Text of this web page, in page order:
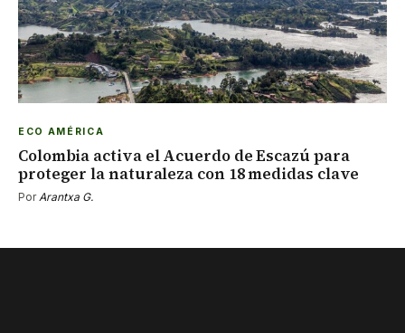
ECO AMÉRICA
Colombia activa el Acuerdo de Escazú para
proteger la naturaleza con 18 medidas clave
PorArantxa G.